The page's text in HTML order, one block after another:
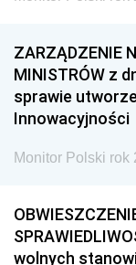
ZARZĄDZENIE
MINISTRÓW z
sprawie
Innowacyjności
Monitor Polski rok
wolnych